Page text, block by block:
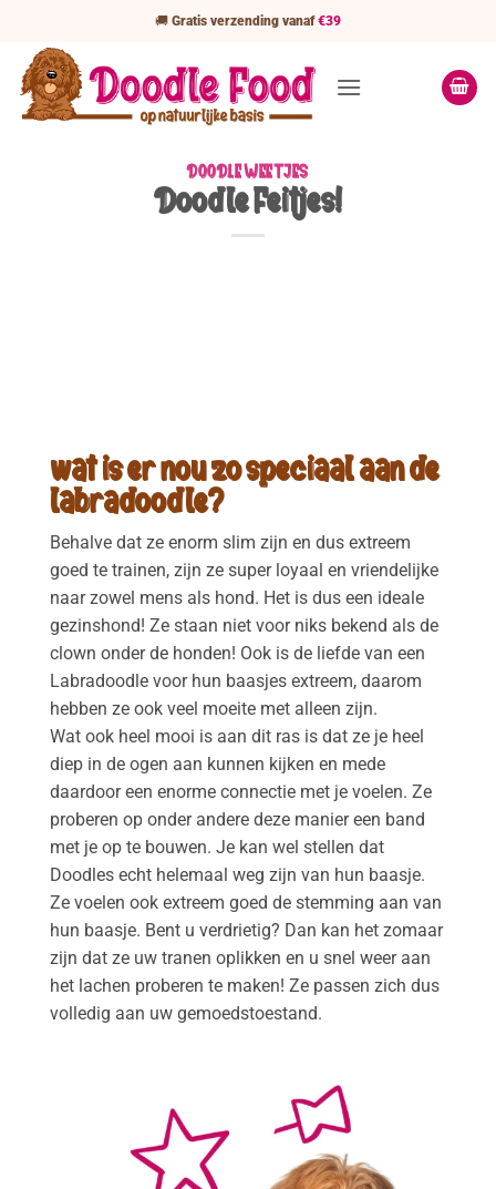
inhoud
🚚 Gratis verzending vanaf€39
DOODLE WEETJES
Doodle Feitjes!
wat is er nou zo speciaal aan de
labradoodle?
Behalve dat ze enorm slim zijn en dus extreem
goed te trainen, zijn ze super loyaal en vriendelijke
naar zowel mens als hond. Het is dus een ideale
gezinshond! Ze staan niet voor niks bekend als de
clown onder de honden! Ook is de liefde van een
Labradoodle voor hun baasjes extreem, daarom
hebben ze ook veel moeite met alleen zijn.
Wat ook heel mooi is aan dit ras is dat ze je heel
diep in de ogen aan kunnen kijken en mede
daardoor een enorme connectie met je voelen. Ze
proberen op onder andere deze manier een band
met je op te bouwen. Je kan wel stellen dat
Doodles echt helemaal weg zijn van hun baasje.
Ze voelen ook extreem goed de stemming aan van
hun baasje. Bent u verdrietig? Dan kan het zomaar
zijn dat ze uw tranen oplikken en u snel weer aan
het lachen proberen te maken! Ze passen zich dus
volledig aan uw gemoedstoestand.